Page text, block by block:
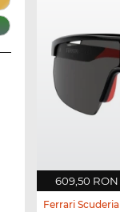
609,50 RON
Ferrari Scuderia